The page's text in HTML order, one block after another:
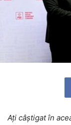
Ați câștigat în